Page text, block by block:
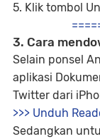
5. Klik tombol
3. Cara
Selain ponsel
aplikasi
Twitter dari
>>> Unduh
Sedangkan